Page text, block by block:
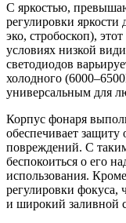
С яркостью,
регулировки
эко, стробоскоп),
условиях низкой
светодиодов
холодного
универсальным для
Корпус фонаря
обеспечивает
повреждений. С
беспокоиться о его
использования.
регулировки фокуса,
и широкий заливной